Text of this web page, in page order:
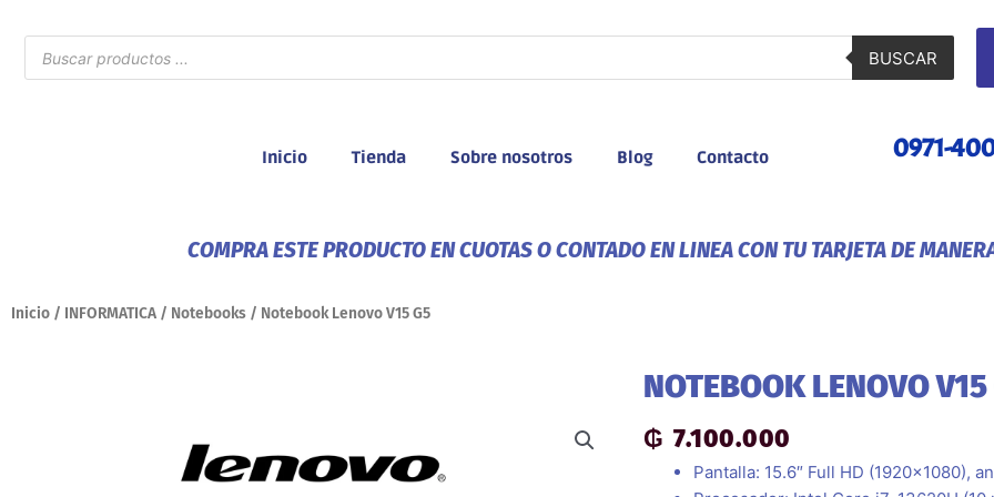
contenido
Búsqueda
de
productos
BUSCAR
Inicio Tienda Sobre nosotros Blog Contacto 0971-
COMPRA ESTE PRODUCTO EN CUOTAS O CONTADO EN LINEA CON TU TARJETA DE
Inicio / INFORMATICA / Notebooks / Notebook Lenovo V15 G5
NOTEBOOK LENOVO
₲ 7.100.000
Pantalla: 15.6″ Full HD (1920×1080),